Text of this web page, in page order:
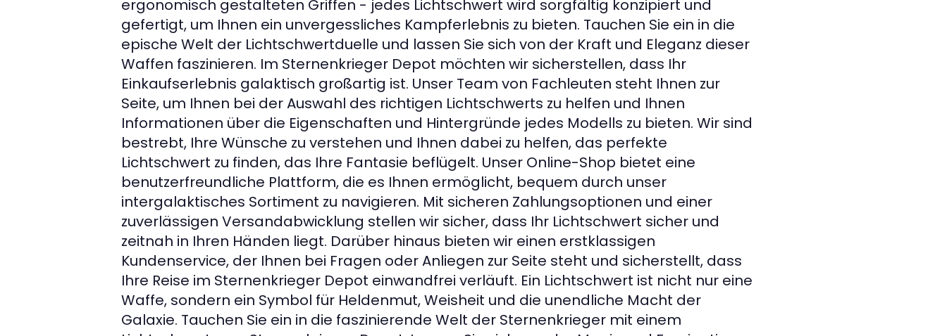
ergonomisch gestalteten Griffen - jedes Lichtschwert wird sorgfältig konzipiert und
gefertigt, um Ihnen ein unvergessliches Kampferlebnis zu bieten. Tauchen Sie ein in die
epische Welt der Lichtschwertduelle und lassen Sie sich von der Kraft und Eleganz dieser
Waffen faszinieren. Im Sternenkrieger Depot möchten wir sicherstellen, dass Ihr
Einkaufserlebnis galaktisch großartig ist. Unser Team von Fachleuten steht Ihnen zur
Seite, um Ihnen bei der Auswahl des richtigen Lichtschwerts zu helfen und Ihnen
Informationen über die Eigenschaften und Hintergründe jedes Modells zu bieten. Wir sind
bestrebt, Ihre Wünsche zu verstehen und Ihnen dabei zu helfen, das perfekte
Lichtschwert zu finden, das Ihre Fantasie beflügelt. Unser Online-Shop bietet eine
benutzerfreundliche Plattform, die es Ihnen ermöglicht, bequem durch unser
intergalaktisches Sortiment zu navigieren. Mit sicheren Zahlungsoptionen und einer
zuverlässigen Versandabwicklung stellen wir sicher, dass Ihr Lichtschwert sicher und
zeitnah in Ihren Händen liegt. Darüber hinaus bieten wir einen erstklassigen
Kundenservice, der Ihnen bei Fragen oder Anliegen zur Seite steht und sicherstellt, dass
Ihre Reise im Sternenkrieger Depot einwandfrei verläuft. Ein Lichtschwert ist nicht nur eine
Waffe, sondern ein Symbol für Heldenmut, Weisheit und die unendliche Macht der
Galaxie. Tauchen Sie ein in die faszinierende Welt der Sternenkrieger mit einem